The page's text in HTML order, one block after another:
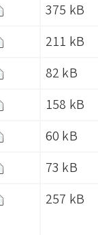
375 kB
211 kB
82 kB
158 kB
60 kB
73 kB
257 kB